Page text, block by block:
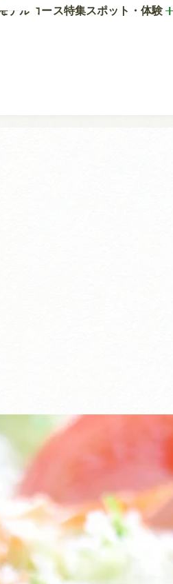
デルコース特集スポット・体験